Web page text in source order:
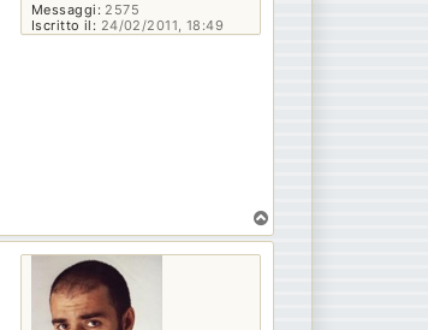
Messaggi: 2575
Iscritto il: 24/02/2011, 18:49
o